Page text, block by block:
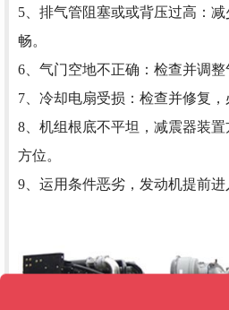
5、排气管阻塞或或背压过高：
畅。
6、气门空地不正确：检查并调整
7、冷却电扇受损：检查并修复，
8、机组根底不平坦，减震器装
方位。
9、运用条件恶劣，发动机提前进